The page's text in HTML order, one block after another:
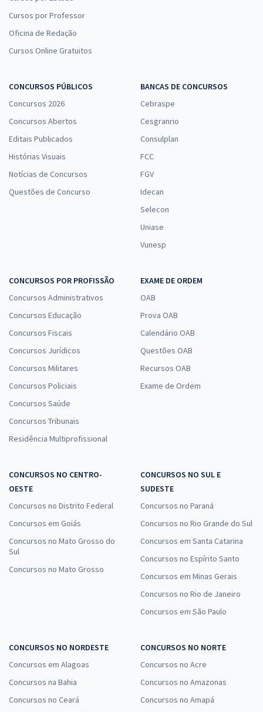
Cursos por Professor
Oficina de Redação
Cursos Online Gratuitos
CONCURSOS PÚBLICOS
Concursos 2026
Concursos Abertos
Editais Publicados
Histórias Visuais
Notícias de Concursos
Questões de Concurso
BANCAS DE CONCURSOS
Cebraspe
Cesgranrio
Consulplan
FCC
FGV
Idecan
Selecon
Uniase
Vunesp
CONCURSOS POR PROFISSÃO
Concursos Administrativos
Concursos Educação
Concursos Fiscais
Concursos Jurídicos
Concursos Militares
Concursos Policiais
Concursos Saúde
Concursos Tribunais
Residência Multiprofissional
EXAME DE ORDEM
OAB
Prova OAB
Calendário OAB
Questões OAB
Recursos OAB
Exame de Ordem
CONCURSOS NO CENTRO-
OESTE
Concursos no Distrito Federal
Concursos em Goiás
Concursos no Mato Grosso do
Sul
Concursos no Mato Grosso
CONCURSOS NO SUL E
SUDESTE
Concursos no Paraná
Concursos no Rio Grande do Sul
Concursos em Santa Catarina
Concursos no Espírito Santo
Concursos em Minas Gerais
Concursos no Rio de Janeiro
Concursos em São Paulo
CONCURSOS NO NORDESTE
Concursos em Alagoas
Concursos na Bahia
Concursos no Ceará
CONCURSOS NO NORTE
Concursos no Acre
Concursos no Amazonas
Concursos no Amapá